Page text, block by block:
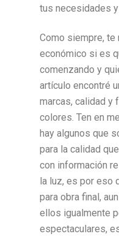
tus necesidades
Como siempre, te
económico si es
comenzando y
artículo encontré
marcas, calidad y
colores. Ten en
hay algunos que
para la calidad
con información
la luz, es por eso
para obra final,
ellos igualmente
espectaculares,